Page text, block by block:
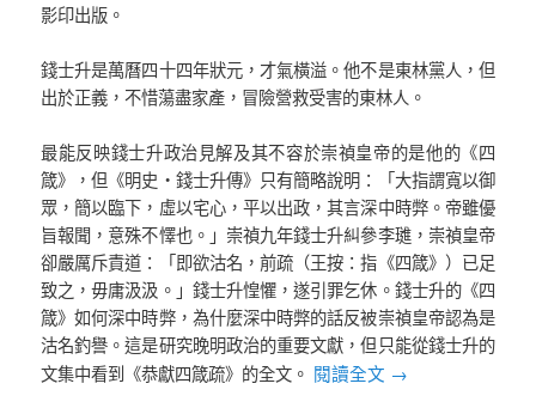
影印出版。
錢士升是萬曆四十四年狀元，才氣橫溢。他不是東林黨人，但
出於正義，不惜蕩盡家產，冒險營救受害的東林人。
最能反映錢士升政治見解及其不容於崇禎皇帝的是他的《四
箴》，但《明史‧錢士升傳》只有簡略說明：「大指謂寬以御
眾，簡以臨下，虛以宅心，平以出政，其言深中時弊。帝雖優
旨報聞，意殊不懌也。」崇禎九年錢士升糾參李璡，崇禎皇帝
卻嚴厲斥責道：「即欲沽名，前疏（王按：指《四箴》）已足
致之，毋庸汲汲。」錢士升惶懼，遂引罪乞休。錢士升的《四
箴》如何深中時弊，為什麼深中時弊的話反被崇禎皇帝認為是
沽名釣譽。這是研究晚明政治的重要文獻，但只能從錢士升的
文集中看到《恭獻四箴疏》的全文。 閱讀全文 →